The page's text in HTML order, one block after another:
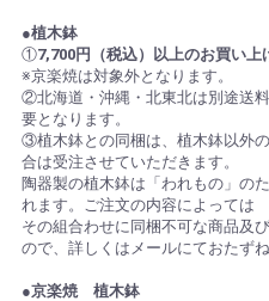
●植木鉢
①7,700円（税込）以上のお買い上
※京楽焼は対象外となります。
②北海道・沖縄・北東北は別途送
要となります。
③植木鉢との同梱は、植木鉢以外
合は受注させていただきます。
陶器製の植木鉢は「われもの」の
れます。ご注文の内容によっては
その組合わせに同梱不可な商品及
ので、詳しくはメールにておたずね
●京楽焼 植木鉢